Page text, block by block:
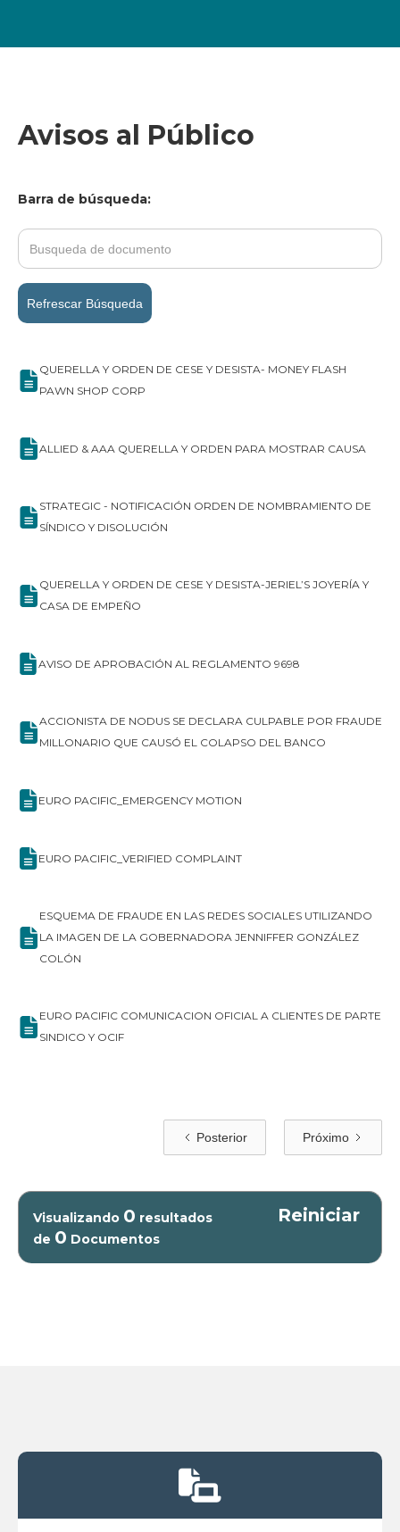
Avisos al Público
Barra de búsqueda:
Refrescar Búsqueda
QUERELLA Y ORDEN DE CESE Y DESISTA- MONEY FLASH
PAWN SHOP CORP
ALLIED & AAA QUERELLA Y ORDEN PARA MOSTRAR CAUSA
STRATEGIC - NOTIFICACIÓN ORDEN DE NOMBRAMIENTO DE
SÍNDICO Y DISOLUCIÓN
QUERELLA Y ORDEN DE CESE Y DESISTA-JERIEL’S JOYERÍA Y
CASA DE EMPEÑO
AVISO DE APROBACIÓN AL REGLAMENTO 9698
ACCIONISTA DE NODUS SE DECLARA CULPABLE POR FRAUDE
MILLONARIO QUE CAUSÓ EL COLAPSO DEL BANCO
EURO PACIFIC_EMERGENCY MOTION
EURO PACIFIC_VERIFIED COMPLAINT
ESQUEMA DE FRAUDE EN LAS REDES SOCIALES UTILIZANDO
LA IMAGEN DE LA GOBERNADORA JENNIFFER GONZÁLEZ
COLÓN
EURO PACIFIC COMUNICACION OFICIAL A CLIENTES DE PARTE
SINDICO Y OCIF
Posterior Próximo
Visualizando 0 resultados
de 0 Documentos
Reiniciar
